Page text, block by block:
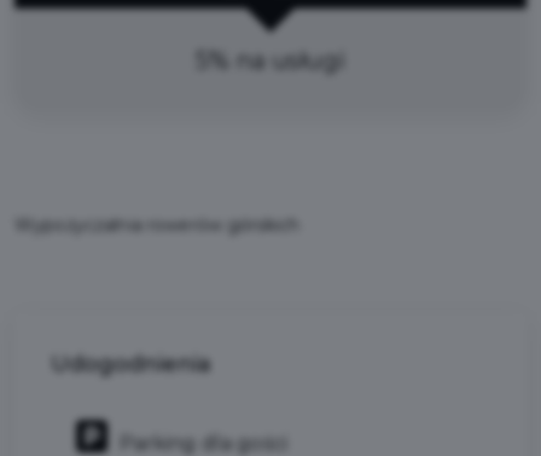
5% na usługi
Wypożyczalnia rowerów górskich
Udogodnienia
Parking dla gości